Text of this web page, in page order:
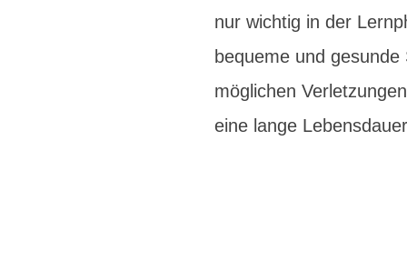
nur wichtig in der
bequeme und
möglichen
eine lange